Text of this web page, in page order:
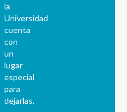
la
Universidad
cuenta
con
un
lugar
especial
para
dejarlas.